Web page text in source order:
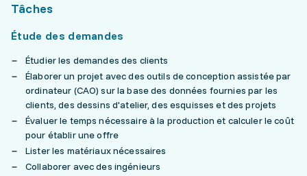
Tâches
Étude des demandes
Étudier les demandes des clients
Élaborer un projet avec des outils de conception assistée par
ordinateur (CAO) sur la base des données fournies par les
clients, des dessins d'atelier, des esquisses et des projets
Évaluer le temps nécessaire à la production et calculer le coût
pour établir une offre
Lister les matériaux nécessaires
Collaborer avec des ingénieurs